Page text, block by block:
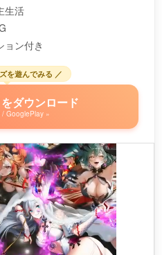
生活
ョン付き
を遊んでみる ／
ダウンロード
GooglePlay »